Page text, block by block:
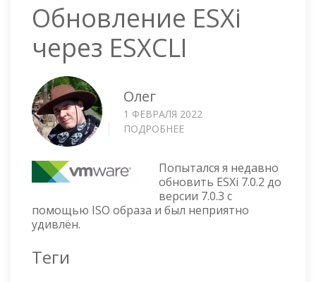
Обновление ESXi
через ESXCLI
Олег
1 ФЕВРАЛЯ 2022
ПОДРОБНЕЕ
ЧЕРЕЗ
ESXCLI
Попытался я недавно
обновить ESXi 7.0.2 до
версии 7.0.3 с
помощью ISO образа и был неприятно
удивлён.
Теги